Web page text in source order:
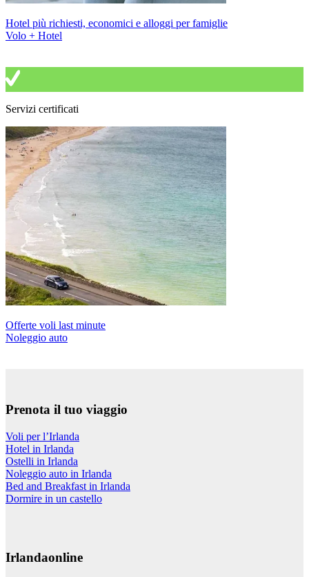
Hotel più richiesti, economici e alloggi per famiglie
Volo + Hotel
Servizi certificati
Offerte voli last minute
Noleggio auto
Prenota il tuo viaggio
Voli per l’Irlanda
Hotel in Irlanda
Ostelli in Irlanda
Noleggio auto in Irlanda
Bed and Breakfast in Irlanda
Dormire in un castello
Irlandaonline